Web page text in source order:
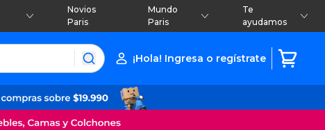
Novios
Paris
Mundo
Paris
Te
ayudamos
¡Hola! Ingresa o regístrate